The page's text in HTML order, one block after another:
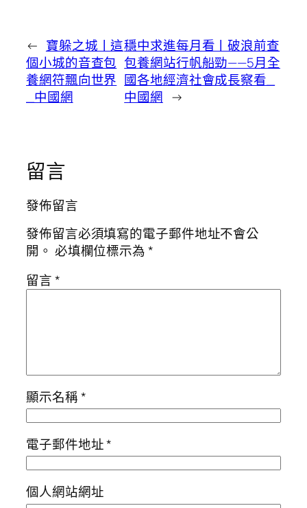
← 寶躲之城丨這
個小城的音查包
養網符飄向世界
_中國網
穩中求進每月看丨破浪前查
包養網站行帆船勁——5月全
國各地經濟社會成長察看_
中國網 →
留言
發佈留言
發佈留言必須填寫的電子郵件地址不會公
開。 必填欄位標示為*
留言*
顯示名稱*
電子郵件地址*
個人網站網址